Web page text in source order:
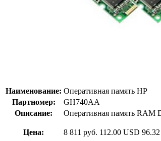
Наименование: Оперативная память HP
Партномер:
GH740AA
Описание:
Оперативная память RAM
Цена: 8 811 руб. 112.00 USD